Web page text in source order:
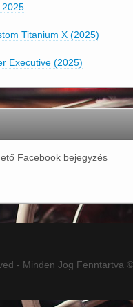
2025
Titanium X (2025)
Executive (2025)
Facebook bejegyzés
- Minden Jog Fenntartva